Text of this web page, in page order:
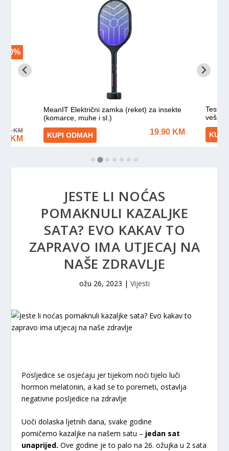
JESTE LI NOĆAS
POMAKNULI KAZALJKE
SATA? EVO KAKAV TO
ZAPRAVO IMA UTJECAJ NA
NAŠE ZDRAVLJE
ožu 26, 2023 | Vijesti
Posljedice se osjećaju jer tijekom noći tijelo luči
hormon melatonin, a kad se to poremeti, ostavlja
negativne posljedice na zdravlje
Uoči dolaska ljetnih dana, svake godine
pomičemo kazaljke na našem satu – jedan sat
unaprijed. Ove godine je to palo na 26. ožujka u 2 sata